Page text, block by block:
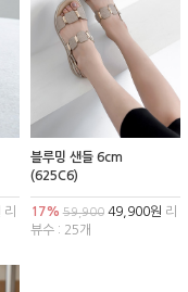
리
블루밍 샌들 6cm
(625C6)
17% 59,90049,900원 리
뷰수 : 25개